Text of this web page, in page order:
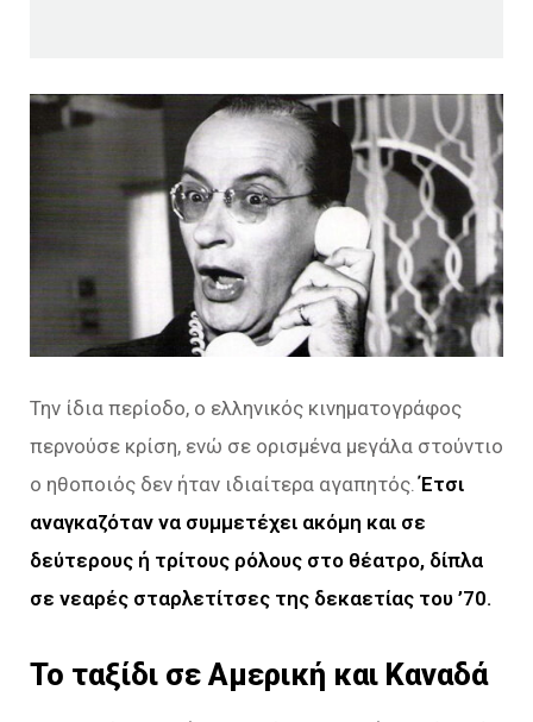
Την ίδια περίοδο, ο ελληνικός κινηματογράφος
περνούσε κρίση, ενώ σε ορισμένα μεγάλα στούντιο
ο ηθοποιός δεν ήταν ιδιαίτερα αγαπητός.Έτσι
αναγκαζόταν να συμμετέχει ακόμη και σε
δεύτερους ή τρίτους ρόλους στο θέατρο, δίπλα
σε νεαρές σταρλετίτσες της δεκαετίας του ’70.
Το ταξίδι σε Αμερική και Καναδά